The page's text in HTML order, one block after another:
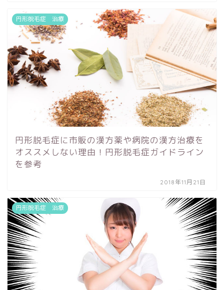
円形脱毛症 治療
円形脱毛症に市販の漢方薬や病院の漢方治療を
オススメしない理由！円形脱毛症ガイドライン
を参考
2018年11月21日
円形脱毛症 治療